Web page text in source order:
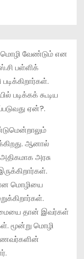
வேண்டும் என
பள்ளிக்
படிக்கக் கூடிய
ஏன்?.
ஆனால்
அரசு
மொழியை
தான் இவர்கள்
மூன்று மொழி